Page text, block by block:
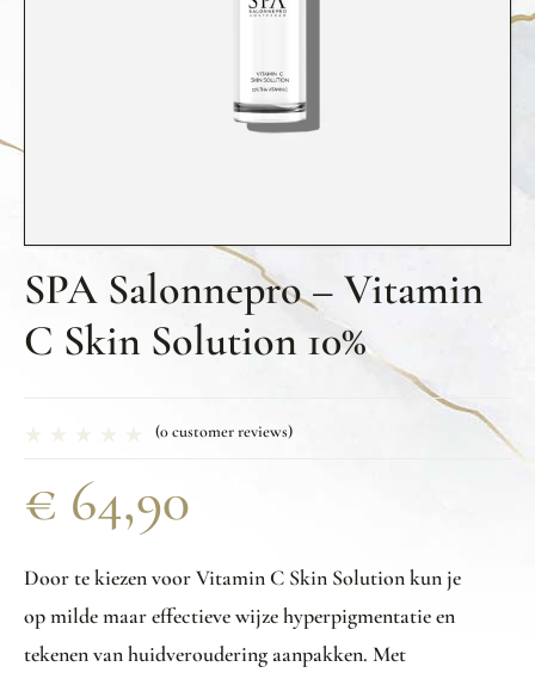
SPA Salonnepro – Vitamin
C Skin Solution 10%
(0customer reviews)
€ 64,90
Door te kiezen voor Vitamin C Skin Solution kun je
op milde maar effectieve wijze hyperpigmentatie en
tekenen van huidveroudering aanpakken. Met